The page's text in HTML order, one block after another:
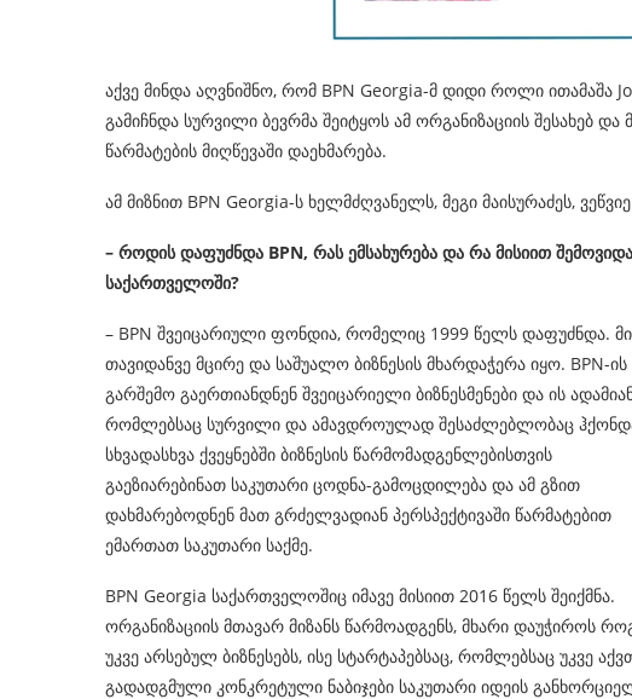
აქვე მინდა აღვნიშნო, რომ BPN Georgia-მ დიდი როლი ითამაშა
გამიჩნდა სურვილი ბევრმა შეიტყოს ამ ორგანიზაციის შესახებ
წარმატების მიღწევაში დაეხმარება.
ამ მიზნით BPN Georgia-ს ხელმძღვანელს, მეგი მაისურაძეს,
– როდის დაფუძნდა BPN, რას ემსახურება და რა მისიით შემოვიდა
საქართველოში?
– BPN შვეიცარიული ფონდია, რომელიც 1999 წელს დაფუძნდა.
თავიდანვე მცირე და საშუალო ბიზნესის მხარდაჭერა იყო. BPN-ის
გარშემო გაერთიანდნენ შვეიცარიელი ბიზნესმენები და ის
რომლებსაც სურვილი და ამავდროულად შესაძლებლობაც
სხვადასხვა ქვეყნებში ბიზნესის წარმომადგენლებისთვის
გაეზიარებინათ საკუთარი ცოდნა-გამოცდილება და ამ გზით
დახმარებოდნენ მათ გრძელვადიან პერსპექტივაში წარმატებით
ემართათ საკუთარი საქმე.
BPN Georgia საქართველოშიც იმავე მისიით 2016 წელს შეიქმნა.
ორგანიზაციის მთავარ მიზანს წარმოადგენს, მხარი დაუჭიროს
უკვე არსებულ ბიზნესებს, ისე სტარტაპებსაც, რომლებსაც უკვე
გადადგმული კონკრეტული ნაბიჯები საკუთარი იდეის